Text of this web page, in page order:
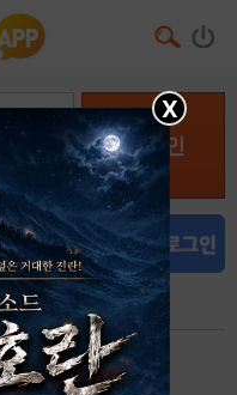
로그인
회원가입
X